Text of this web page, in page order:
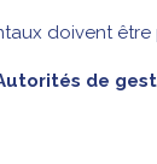
doivent
de